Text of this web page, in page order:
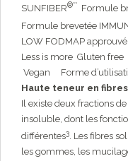
SUNFIBER®** Formule
Formule brevetée
LOW FODMAP approuvé
Less is more Gluten free
Vegan
Forme
Haute teneur en
Il existe deux fractions
insoluble, dont les
différentes3. Les fibres
les gommes, les